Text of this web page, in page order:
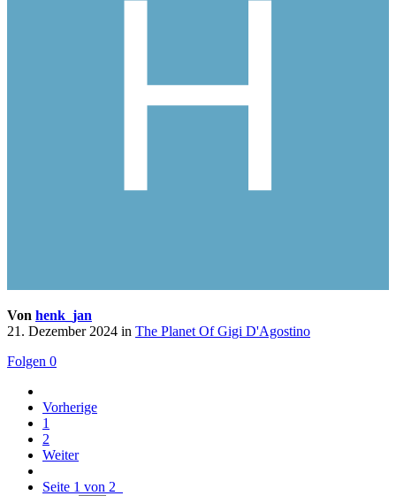
Von henk_jan
21. Dezember 2024 in The Planet Of Gigi D'Agostino
Folgen 0
Vorherige
1
2
Weiter
Seite 1 von 2